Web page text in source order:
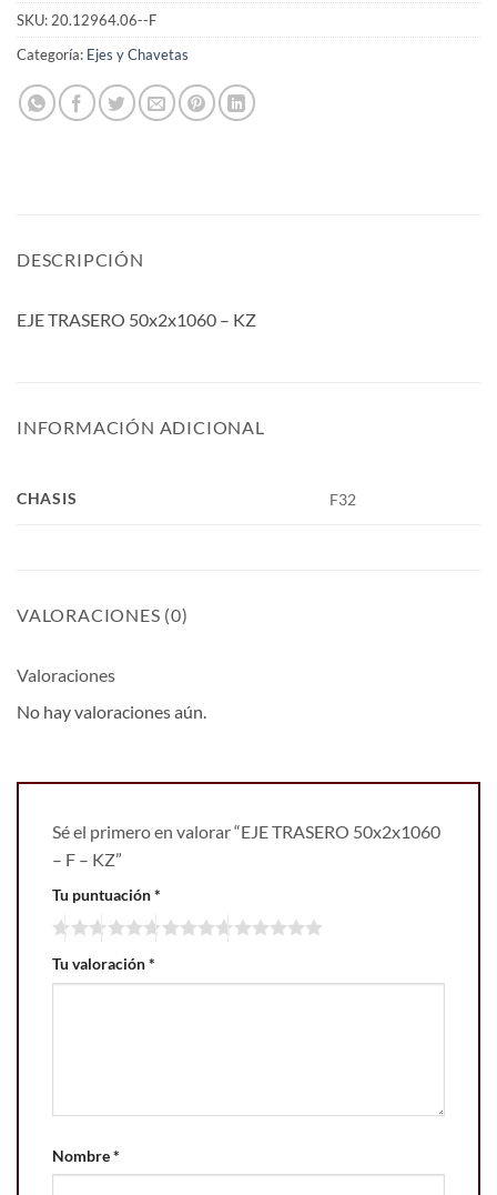
SKU: 20.12964.06--F
Categoría: Ejes y Chavetas
DESCRIPCIÓN
EJE TRASERO 50x2x1060 – KZ
INFORMACIÓN ADICIONAL
CHASIS F32
VALORACIONES (0)
Valoraciones
No hay valoraciones aún.
Sé el primero en valorar “EJE TRASERO 50x2x1060
– F – KZ”
Tu puntuación*
Tu valoración*
Nombre*